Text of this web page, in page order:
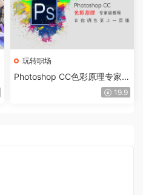
玩转职场
Photoshop CC色彩原理专家级
教程，让你调色更上一层楼19.9